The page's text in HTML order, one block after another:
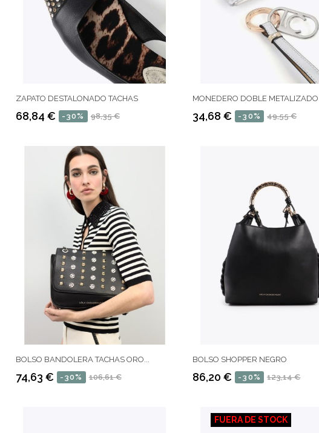
ZAPATO DESTALONADO TACHAS
Precio
98,35 €
-30%
Precio
68,84 €
MONEDERO DOBLE METALIZADO
Precio
49,55 €
-30%
Precio
34,68 €
BOLSO BANDOLERA TACHAS ORO...
Precio
106,61 €
-30%
Precio
74,63 €
BOLSO SHOPPER NEGRO
Precio
123,14 €
-30%
Precio
86,20 €
FUERA DE STOCK